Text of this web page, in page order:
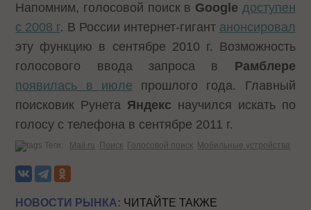
Напомним, голосовой поиск в Google доступен
с 2008 г. В России интернет-гигант анонсировал
эту функцию в сентябре 2010 г. Возможность
голосового ввода запроса в Рамблере
появилась в июле прошлого года. Главный
поисковик Рунета Яндекс научился искать по
голосу с телефона в сентябре 2011 г.
Теги: Mail.ru Поиск Голосовой поиск Мобильные устройства
НОВОСТИ РЫНКА: ЧИТАЙТЕ ТАКЖЕ